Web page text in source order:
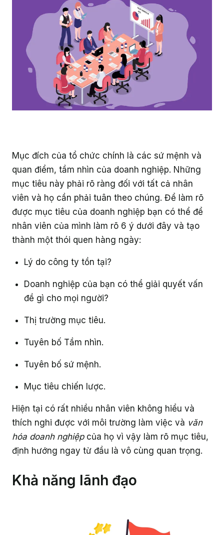
Mục đích của tổ chức chính là các sứ mệnh và
quan điểm, tầm nhìn của doanh nghiệp. Những
mục tiêu này phải rõ ràng đối với tất cả nhân
viên và họ cần phải tuân theo chúng. Để làm rõ
được mục tiêu của doanh nghiệp bạn có thể để
nhân viên của mình làm rõ 6 ý dưới đây và tạo
thành một thói quen hàng ngày:
Lý do công ty tồn tại?
Doanh nghiệp của bạn có thể giải quyết vấn
đề gì cho mọi người?
Thị trường mục tiêu.
Tuyên bố Tầm nhìn.
Tuyên bố sứ mệnh.
Mục tiêu chiến lược.
Hiện tại có rất nhiều nhân viên không hiểu và
thích nghi được với môi trường làm việc và văn
hóa doanh nghiệpcủa họ vì vậy làm rõ mục tiêu,
định hướng ngay từ đầu là vô cùng quan trọng.
Khả năng lãnh đạo